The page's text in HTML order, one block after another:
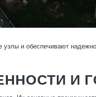
узлы и обеспечивают
И